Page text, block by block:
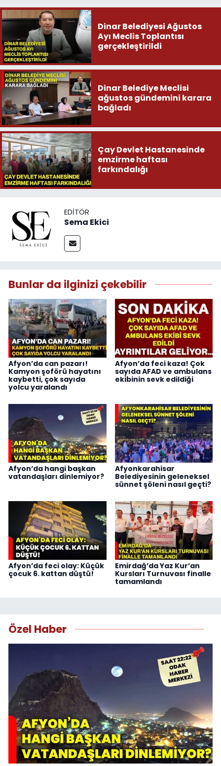
Dinar Belediyesi Ağustos
Ayı Meclis Toplantısı
gerçekleştirildi
Dinar Belediye Meclisi
ağustos gündemini karara
bağladı
Çay Devlet Hastanesinde
emzirme haftası
farkındalığı
EDITÖR
Sema Ekici
Bunlar da ilginizi çekebilir
Afyon’da can pazarı!
Kamyon şoförü hayatını
kaybetti, çok sayıda
yolcu yaralandı
Afyon’da feci kaza! Çok
sayıda AFAD ve ambulans
ekibinin sevk edildiği
Afyon’da hangi başkan
vatandaşları dinlemiyor?
Afyonkarahisar
Belediyesinin geleneksel
sünnet şöleni nasıl geçti?
Afyon’da feci olay: Küçük
çocuk 6. kattan düştü!
Emirdağ’da Yaz Kur’an
Kursları Turnuvası finalle
tamamlandı
Özel Haber